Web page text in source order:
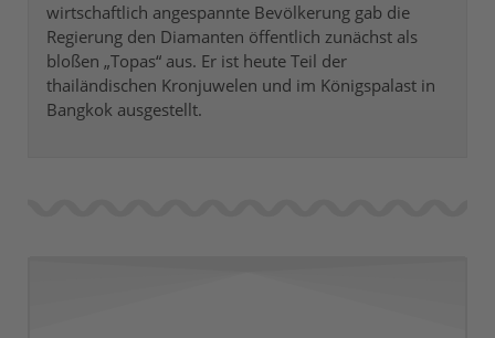
wirtschaftlich angespannte Bevölkerung gab die
Regierung den Diamanten öffentlich zunächst als
bloßen „Topas“ aus. Er ist heute Teil der
thailändischen Kronjuwelen und im Königspalast in
Bangkok ausgestellt.